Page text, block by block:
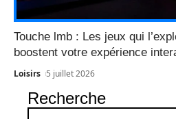
Touche lmb : Les jeux qui
boostent votre expérience
Loisirs 5 juillet 2026
Recherche